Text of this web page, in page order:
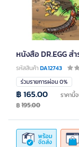
หนังสือ DR.EGG ส
รหัสสินค้าDA12743
ร่วมรายการผ่อน 0%
พร้อม
จัดส่ง
฿ 165.00 ราคานี้
฿195.00